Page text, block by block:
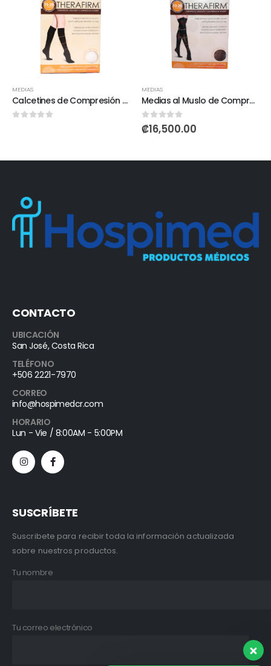
MEDIAS
Calcetines de Compresión Para Mujer 15-20 mmHg
MEDIAS
Medias al Muslo de Compresión 15-20 mmHg para Mujer
0out of 5
₡16,500.00
CONTACTO
UBICACIÓN
San José, Costa Rica
TELÉFONO
+506 2221-7970
CORREO
info@hospimedcr.com
HORARIO
Lun - Vie / 8:00AM - 5:00PM
SUSCRÍBETE
Suscribete para recibir toda la información actualizada
sobre nuestros productos.
Tu nombre
Tu correo electrónico